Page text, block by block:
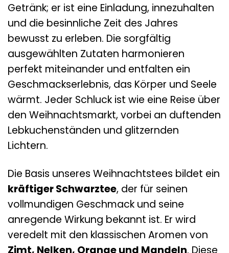
Getränk; er ist eine Einladung, innezuhalten
und die besinnliche Zeit des Jahres
bewusst zu erleben. Die sorgfältig
ausgewählten Zutaten harmonieren
perfekt miteinander und entfalten ein
Geschmackserlebnis, das Körper und Seele
wärmt. Jeder Schluck ist wie eine Reise über
den Weihnachtsmarkt, vorbei an duftenden
Lebkuchenständen und glitzernden
Lichtern.
Die Basis unseres Weihnachtstees bildet ein
kräftiger Schwarztee, der für seinen
vollmundigen Geschmack und seine
anregende Wirkung bekannt ist. Er wird
veredelt mit den klassischen Aromen von
Zimt, Nelken, Orange und Mandeln. Diese